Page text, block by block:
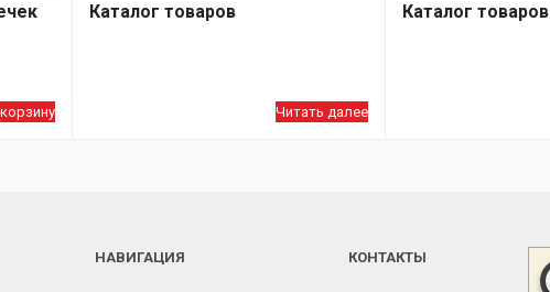
Каталог товаров
Читать далее
Каталог товаров
НАВИГАЦИЯ КОНТАКТЫ